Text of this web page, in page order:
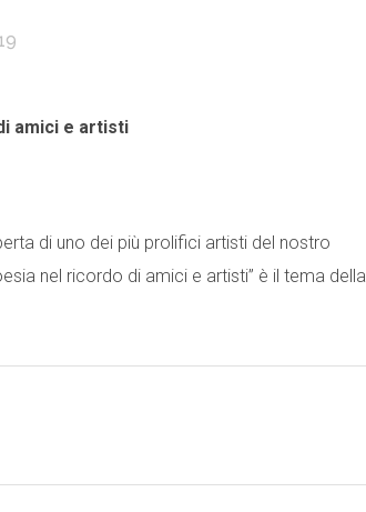
amici e artisti
di uno dei più prolifici artisti del nostro
nel ricordo di amici e artisti” è il tema della